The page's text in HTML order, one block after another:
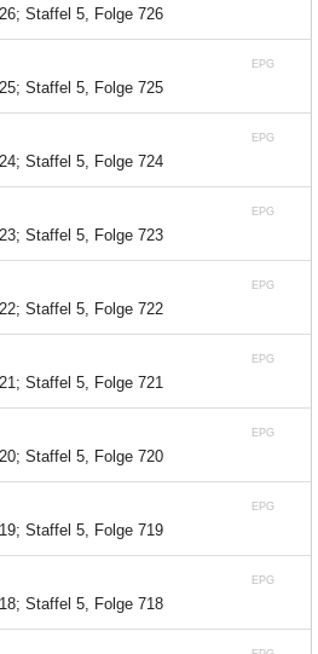
Staffel 5, Folge 726
EPG
Staffel 5, Folge 725
EPG
Staffel 5, Folge 724
EPG
Staffel 5, Folge 723
EPG
Staffel 5, Folge 722
EPG
Staffel 5, Folge 721
EPG
Staffel 5, Folge 720
EPG
Staffel 5, Folge 719
EPG
Staffel 5, Folge 718